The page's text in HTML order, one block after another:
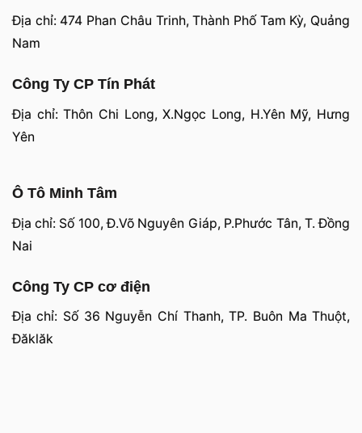
Địa chỉ: 474 Phan Châu Trinh, Thành Phố Tam Kỳ, Quảng
Nam
Công Ty CP Tín Phát
Địa chỉ: Thôn Chi Long, X.Ngọc Long, H.Yên Mỹ, Hưng
Yên
Ô Tô Minh Tâm
Địa chỉ: Số 100, Đ.Võ Nguyên Giáp, P.Phước Tân, T. Đồng
Nai
Công Ty CP cơ điện
Địa chỉ: Số 36 Nguyễn Chí Thanh, TP. Buôn Ma Thuột,
Đăklăk